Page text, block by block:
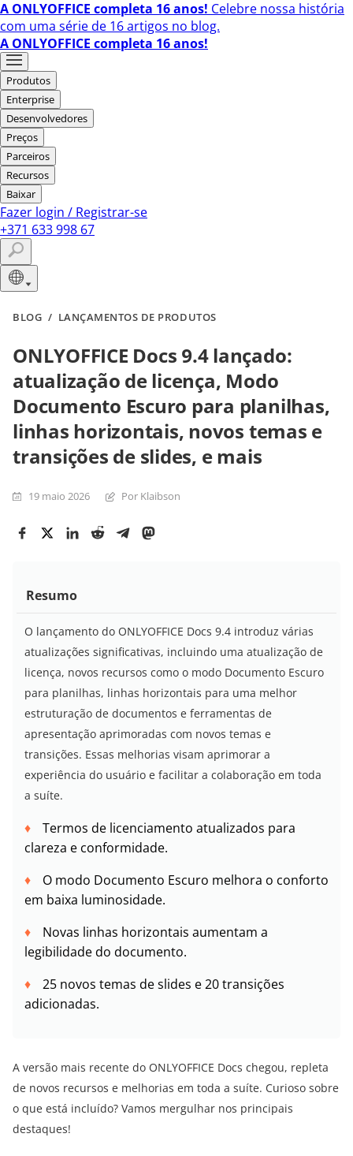
A ONLYOFFICE completa 16 anos! Celebre nossa história
com uma série de 16 artigos no blog.
A ONLYOFFICE completa 16 anos!
Produtos
Enterprise
Desenvolvedores
Preços
Parceiros
Recursos
Baixar
Fazer login / Registrar-se
+371 633 998 67
BLOG / LANÇAMENTOS DE PRODUTOS
ONLYOFFICE Docs 9.4 lançado:
atualização de licença, Modo
Documento Escuro para planilhas,
linhas horizontais, novos temas e
transições de slides, e mais
19 maio 2026 Por Klaibson
Resumo
O lançamento do ONLYOFFICE Docs 9.4 introduz várias
atualizações significativas, incluindo uma atualização de
licença, novos recursos como o modo Documento Escuro
para planilhas, linhas horizontais para uma melhor
estruturação de documentos e ferramentas de
apresentação aprimoradas com novos temas e
transições. Essas melhorias visam aprimorar a
experiência do usuário e facilitar a colaboração em toda
a suíte.
Termos de licenciamento atualizados para
clareza e conformidade.
O modo Documento Escuro melhora o conforto
em baixa luminosidade.
Novas linhas horizontais aumentam a
legibilidade do documento.
25 novos temas de slides e 20 transições
adicionadas.
A versão mais recente do ONLYOFFICE Docs chegou, repleta
de novos recursos e melhorias em toda a suíte. Curioso sobre
o que está incluído? Vamos mergulhar nos principais
destaques!